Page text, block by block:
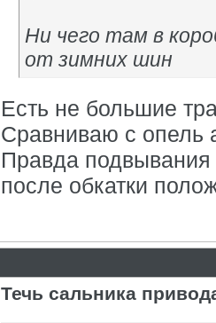
Ни чего там в
от зимних шин
Есть не большие
Сравниваю с опель
Правда подвывания
после обкатки
Течь сальника